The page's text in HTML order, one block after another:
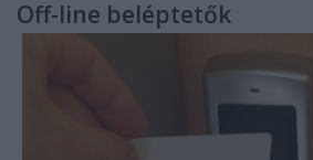
Off-line beléptetők